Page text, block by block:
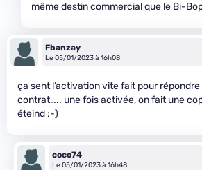
même destin commercial que le Bi-
Fbanzay
Le 05/01/2023 à 16h08
ça sent l’activation vite fait pour
contrat….. une fois activée, on fait une
éteind :-)
coco74
Le 05/01/2023 à 16h48